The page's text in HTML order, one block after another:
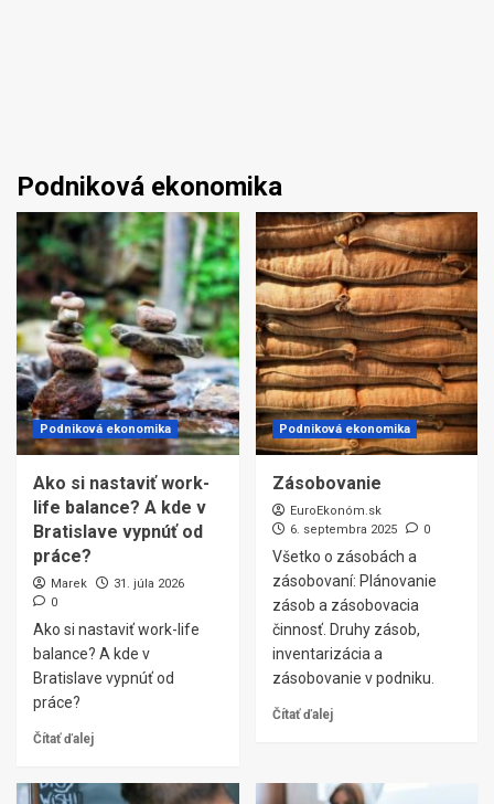
Podniková ekonomika
Podniková ekonomika
Ako si nastaviť work-
life balance? A kde v
Bratislave vypnúť od
práce?
Marek
31. júla 2026
0
Ako si nastaviť work-life
balance? A kde v
Bratislave vypnúť od
práce?
Čítať ďalej
Podniková ekonomika
Zásobovanie
EuroEkonóm.sk
6. septembra 2025
0
Všetko o zásobách a
zásobovaní: Plánovanie
zásob a zásobovacia
činnosť. Druhy zásob,
inventarizácia a
zásobovanie v podniku.
Čítať ďalej